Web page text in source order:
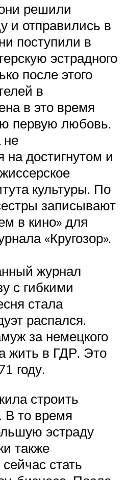
решили
и отправились в
поступили в
эстрадного
после этого
в
в это время
первую любовь.
не
на достигнутом и
культуры. По
записывают
в кино» для
«Кругозор».
журнал
с гибкими
стала
распался.
за немецкого
жить в ГДР. Это
году.
строить
В то время
эстраду
также
стать